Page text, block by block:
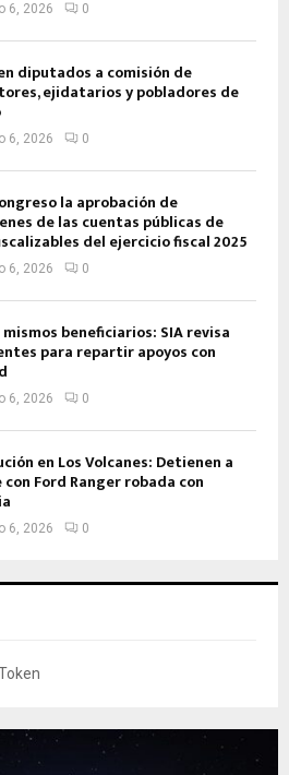
6, 2026 0
diputados a comisión de
ejidatarios y pobladores de
6, 2026 0
la aprobación de
de las cuentas públicas de
del ejercicio fiscal 2025
6, 2026 0
mismos beneficiarios: SIA revisa
para repartir apoyos con
6, 2026 0
en Los Volcanes: Detienen a
con Ford Ranger robada con
6, 2026 0